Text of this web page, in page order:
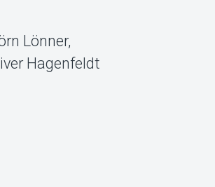
Lönner,
Hagenfeldt